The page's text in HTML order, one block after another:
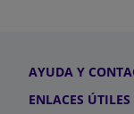
AYUDA Y
ENLACES ÚTILES